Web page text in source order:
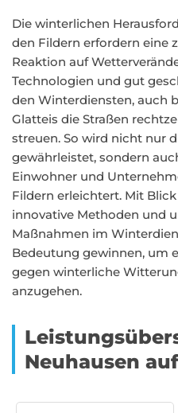
Die winterlichen
den Fildern erfordern eine
Reaktion auf
Technologien und gut
den Winterdiensten, auch
Glatteis die Straßen
streuen. So wird nicht nur
gewährleistet, sondern
Einwohner und
Fildern erleichtert. Mit
innovative Methoden und
Maßnahmen im
Bedeutung gewinnen, um
gegen winterliche
anzugehen.
Neuhausen